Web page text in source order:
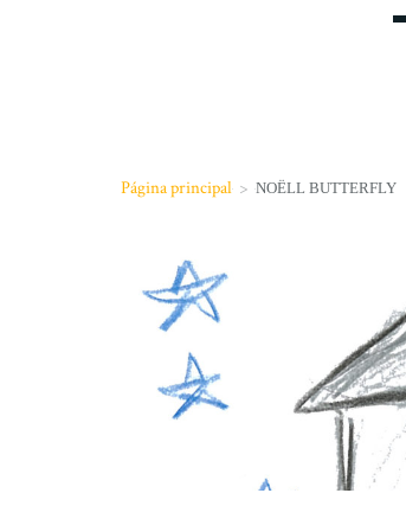
Página principal > NOËLL BUTTERFLY